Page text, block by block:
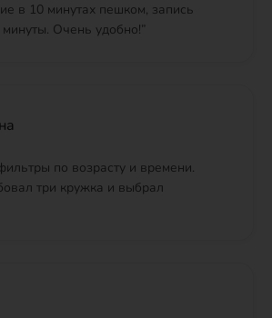
в 10 минутах пешком, запись
Очень удобно!”
по возрасту и времени.
три кружка и выбрал